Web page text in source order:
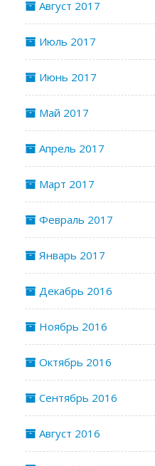
Август 2017
Июль 2017
Июнь 2017
Май 2017
Апрель 2017
Март 2017
Февраль 2017
Январь 2017
Декабрь 2016
Ноябрь 2016
Октябрь 2016
Сентябрь 2016
Август 2016